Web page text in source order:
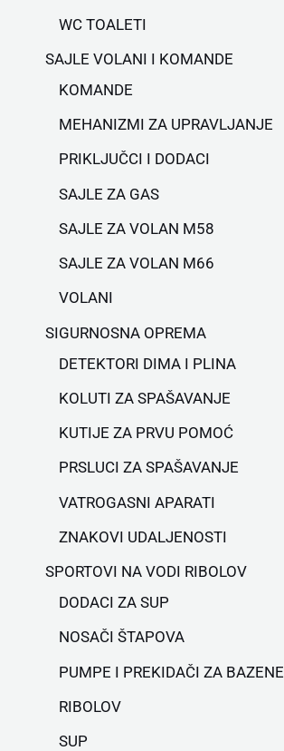
WC TOALETI
SAJLE VOLANI I KOMANDE
KOMANDE
MEHANIZMI ZA UPRAVLJANJE
PRIKLJUČCI I DODACI
SAJLE ZA GAS
SAJLE ZA VOLAN M58
SAJLE ZA VOLAN M66
VOLANI
SIGURNOSNA OPREMA
DETEKTORI DIMA I PLINA
KOLUTI ZA SPAŠAVANJE
KUTIJE ZA PRVU POMOĆ
PRSLUCI ZA SPAŠAVANJE
VATROGASNI APARATI
ZNAKOVI UDALJENOSTI
SPORTOVI NA VODI RIBOLOV
DODACI ZA SUP
NOSAČI ŠTAPOVA
PUMPE I PREKIDAČI ZA BAZENE
RIBOLOV
SUP